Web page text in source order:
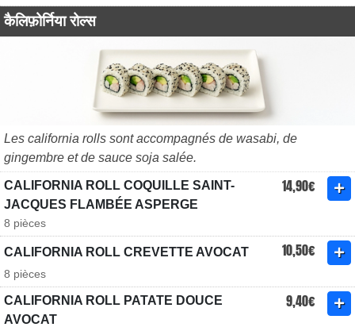
कैलिफ़ोर्निया रोल्स
Les california rolls sont accompagnés de wasabi, de
gingembre et de sauce soja salée.
CALIFORNIA ROLL COQUILLE SAINT-
JACQUES FLAMBÉE ASPERGE
14,90€
8 pièces
CALIFORNIA ROLL CREVETTE AVOCAT 10,50€
8 pièces
CALIFORNIA ROLL PATATE DOUCE
AVOCAT
9,40€